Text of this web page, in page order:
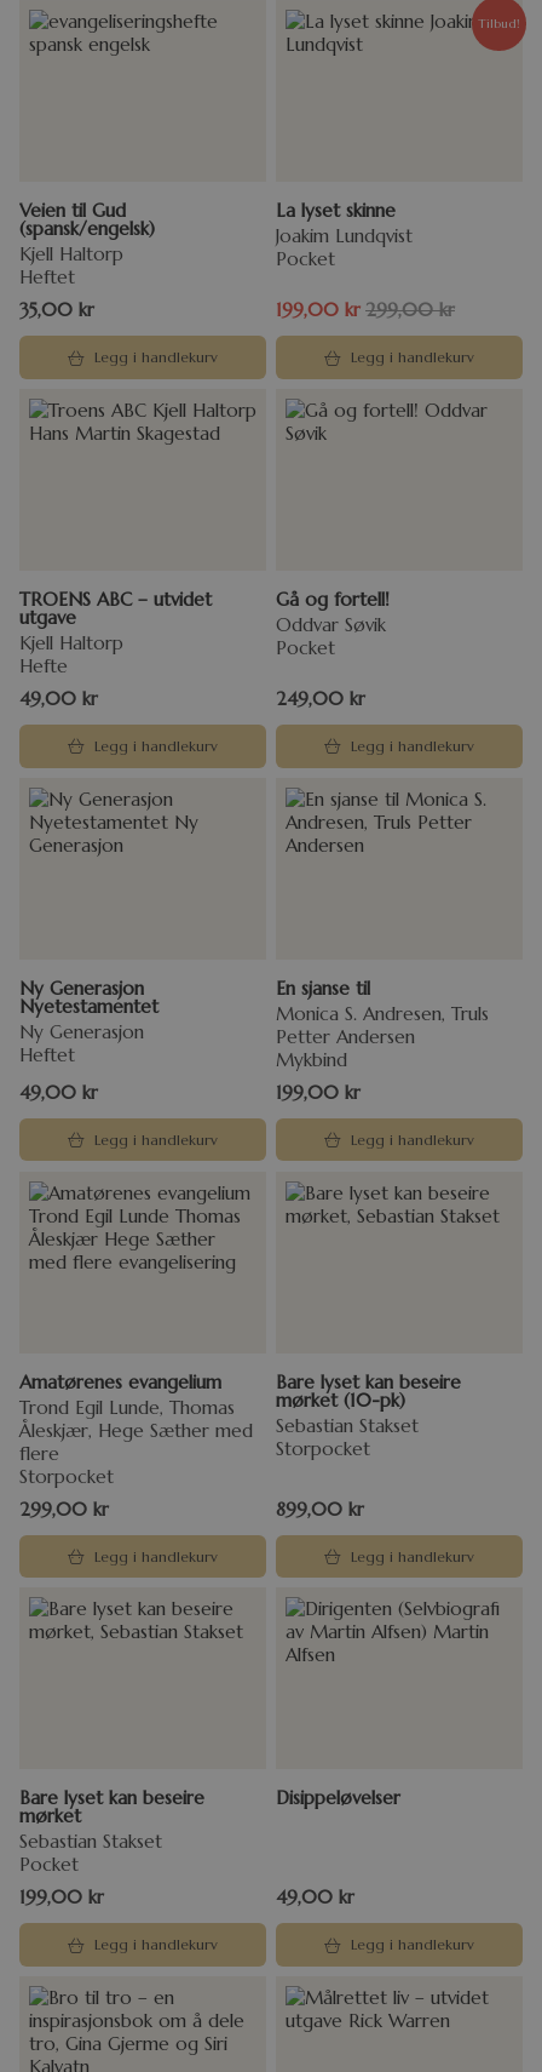
Veien til Gud
(spansk/engelsk)
Kjell Haltorp
Heftet
35,00 kr
Legg i handlekurv
Tilbud!
La lyset skinne
Joakim Lundqvist
Pocket
299,00kr
199,00 kr
Legg i handlekurv
TROENS ABC – utvidet
utgave
Kjell Haltorp
Hefte
49,00 kr
Legg i handlekurv
Gå og fortell!
Oddvar Søvik
Pocket
249,00 kr
Legg i handlekurv
Ny Generasjon
Nyetestamentet
Ny Generasjon
Heftet
49,00 kr
Legg i handlekurv
En sjanse til
Monica S. Andresen, Truls
Petter Andersen
Mykbind
199,00 kr
Legg i handlekurv
Amatørenes evangelium
Trond Egil Lunde, Thomas
Åleskjær, Hege Sæther med
flere
Storpocket
299,00 kr
Legg i handlekurv
Bare lyset kan beseire
mørket (10-pk)
Sebastian Stakset
Storpocket
899,00 kr
Legg i handlekurv
Bare lyset kan beseire
mørket
Sebastian Stakset
Pocket
199,00 kr
Legg i handlekurv
Disippeløvelser
49,00 kr
Legg i handlekurv